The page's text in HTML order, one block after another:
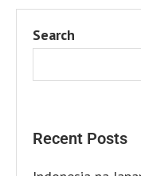
Search
Recent Posts